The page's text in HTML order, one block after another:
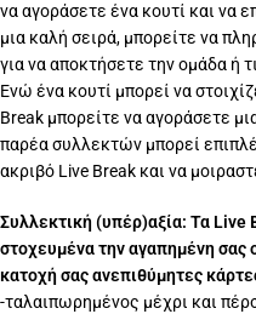
να αγοράσετε ένα κουτί και να
μια καλή σειρά, μπορείτε να
για να αποκτήσετε την ομάδα ή
Ενώ ένα κουτί μπορεί να
Break μπορείτε να αγοράσετε
παρέα συλλεκτών μπορεί
ακριβό Live Break και να
Συλλεκτική (υπέρ)αξία: Τα Live
στοχευμένα την αγαπημένη σας
κατοχή σας ανεπιθύμητες
-ταλαιπωρημένος μέχρι και